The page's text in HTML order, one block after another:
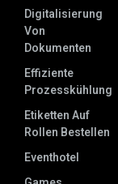
Digitalisierung
Von
Dokumenten
Effiziente
Prozesskühlung
Etiketten Auf
Rollen Bestellen
Eventhotel